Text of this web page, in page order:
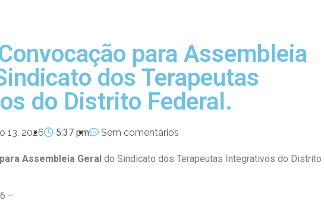
para Assembleia
dos Terapeutas
do Distrito Federal.
13, 2026 5:37 pm Sem comentários
Assembleia Geral do Sindicato dos Terapeutas Integrativos do Distrito
–